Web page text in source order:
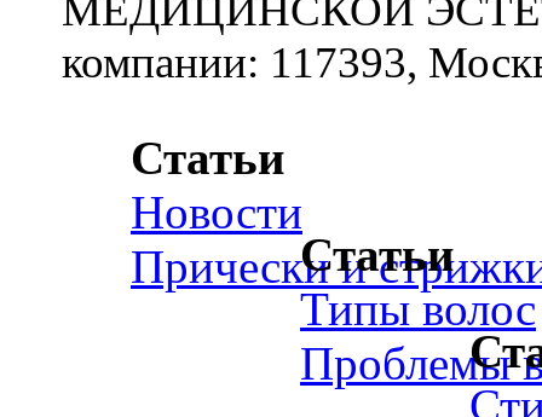
МЕДИЦИНСКОЙ
компании: 117393,
Статьи
Новости
Прически иСтатьи
Типы волос
Проблемы